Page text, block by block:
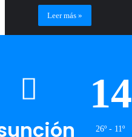
Leer más »
14
26º - 11º